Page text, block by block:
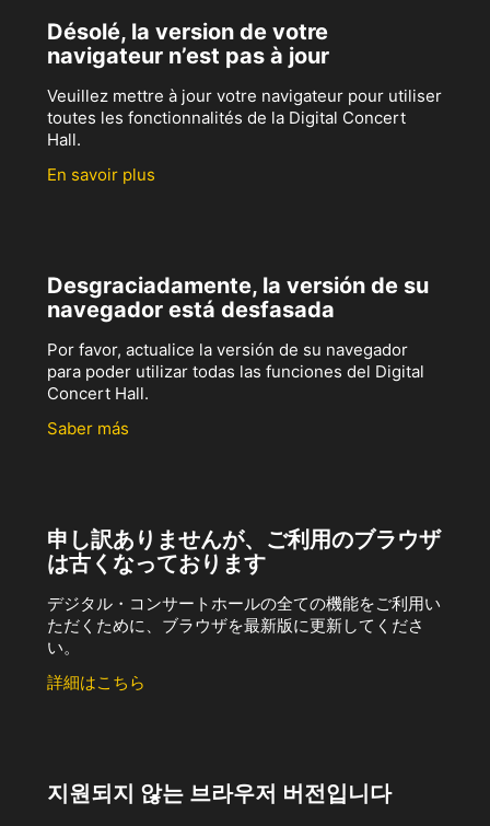
Désolé, la version de votre
navigateur n’est pas à jour
Veuillez mettre à jour votre navigateur pour utiliser
toutes les fonctionnalités de la Digital Concert
Hall.
En savoir plus
Desgraciadamente, la versión de su
navegador está desfasada
Por favor, actualice la versión de su navegador
para poder utilizar todas las funciones del Digital
Concert Hall.
Saber más
申し訳ありませんが、ご利用のブラウザ
は古くなっております
デジタル・コンサートホールの全ての機能をご利用い
ただくために、ブラウザを最新版に更新してくださ
い。
詳細はこちら
지원되지 않는 브라우저 버전입니다